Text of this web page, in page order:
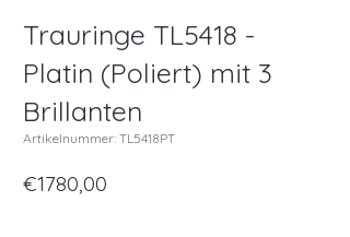
Trauringe TL5418 -
Platin (Poliert) mit 3
Brillanten
Artikelnummer: TL5418PT
€1780,00